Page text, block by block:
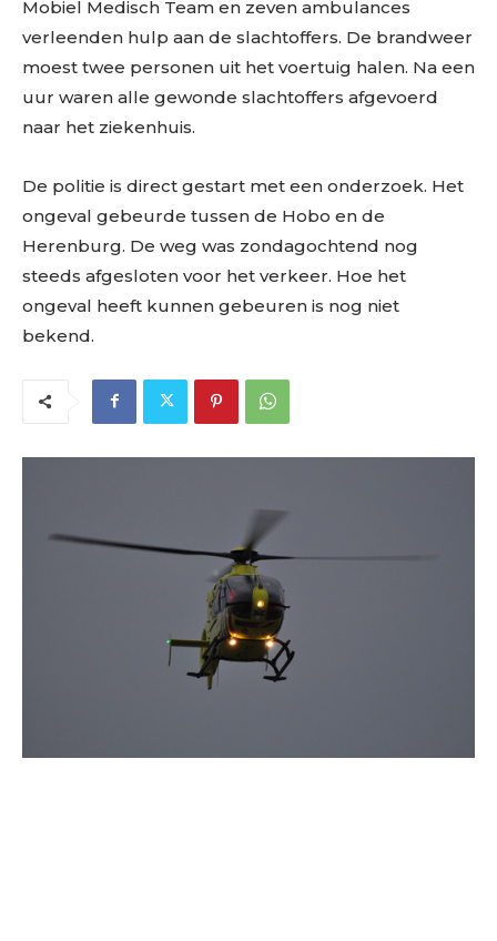
Mobiel Medisch Team en zeven ambulances
verleenden hulp aan de slachtoffers. De brandweer
moest twee personen uit het voertuig halen. Na een
uur waren alle gewonde slachtoffers afgevoerd
naar het ziekenhuis.
De politie is direct gestart met een onderzoek. Het
ongeval gebeurde tussen de Hobo en de
Herenburg. De weg was zondagochtend nog
steeds afgesloten voor het verkeer. Hoe het
ongeval heeft kunnen gebeuren is nog niet
bekend.